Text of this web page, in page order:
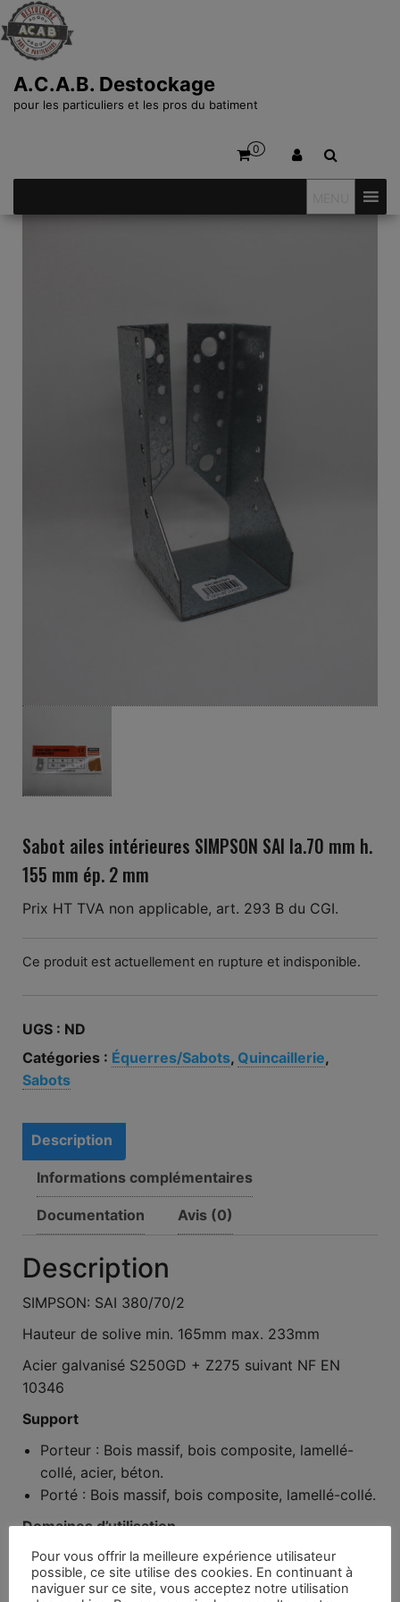
A.C.A.B. Destockage
pour les particuliers et les pros du batiment
0
Sabot ailes intérieures SIMPSON SAI la.70 mm h.
155 mm ép. 2 mm
Prix HT TVA non applicable, art. 293 B du CGI.
Ce produit est actuellement en rupture et indisponible.
UGS : ND
Catégories : Équerres/Sabots, Quincaillerie,
Sabots
Description
Informations complémentaires
Documentation Avis (0)
Description
SIMPSON: SAI 380/70/2
Hauteur de solive min. 165mm max. 233mm
Acier galvanisé S250GD + Z275 suivant NF EN
10346
Support
Porteur : Bois massif, bois composite, lamellé-
collé, acier, béton.
Porté : Bois massif, bois composite, lamellé-collé.
Domaines d’utilisation
Solives, pannes
Poutres lisses et montants de bardage
Pour vous offrir la meilleure expérience utilisateur
possible, ce site utilise des cookies. En continuant à
naviguer sur ce site, vous acceptez notre utilisation